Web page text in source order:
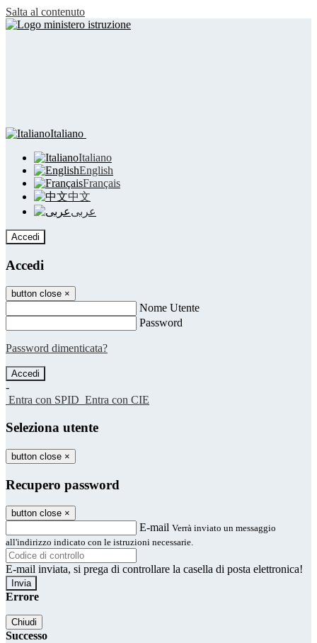
Salta al contenuto
Italiano
Italiano
English
Français
中文
عربى
Accedi
Accedi
button close ×
Nome Utente
Password
Password dimenticata?
-
Entra con SPID Entra con CIE
Seleziona utente
button close ×
Recupero password
button close ×
E-mail Verrà inviato un messaggio
all'indirizzo indicato con le istruzioni necessarie.
E-mail inviata, si prega di controllare la casella di posta elettronica!
Errore
Chiudi
Successo